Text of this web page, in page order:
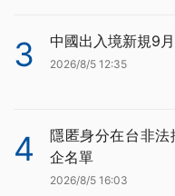
3 中國出入境新規9
2026/8/5 12:35
4
隱匿身分在台非法
企名單
2026/8/5 16:03